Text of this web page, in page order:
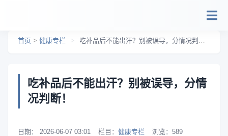
首页 > 健康专栏 > 吃补品后不能出汗？别被误导，分情况判断！
吃补品后不能出汗？别被误导，分情
况判断！
日期： 2026-06-07 03:01 栏目： 健康专栏 浏览： 589